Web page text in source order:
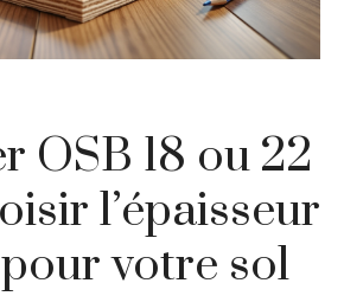
OSB 18 ou 22
l’épaisseur
votre sol